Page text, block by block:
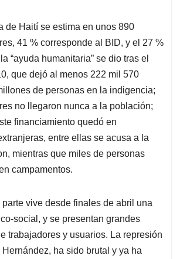
de Haití se estima en unos 890
41 % corresponde al BID, y el 27 %
“ayuda humanitaria” se dio tras el
que dejó al menos 222 mil 570
de personas en la indigencia;
no llegaron nunca a la población;
financiamiento quedó en
entre ellas se acusa a la
mientras que miles de personas
campamentos.
parte vive desde finales de abril una
social, y se presentan grandes
trabajadores y usuarios. La represión
ha sido brutal y ya ha